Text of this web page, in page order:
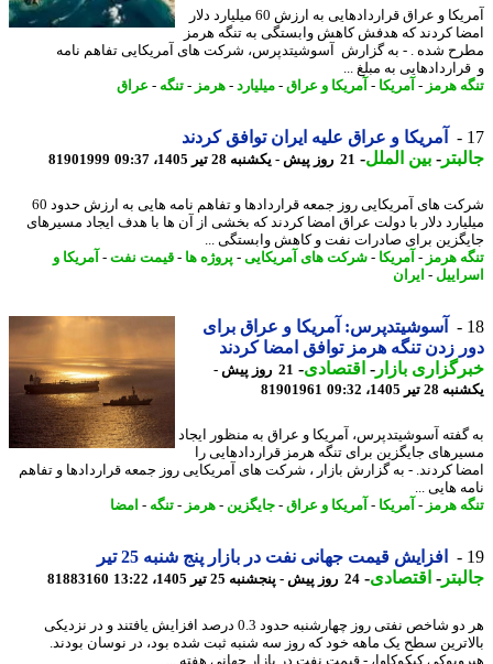
آمریکا و عراق قراردادهایی به ارزش 60 میلیارد دلار
کردند که هدفش کاهش وابستگی به تنگه هرمز
شده . - به گزارش آسوشیتدپرس، شرکت های آمریکایی تفاهم نامه
به مبلغ ...
هرمز- آمریکا- آمریکا و عراق- میلیارد-هرمز- تنگه -عراق
آمریکا و عراق علیه ایران توافق کردند
-بین الملل-21 روز پیش - یکشنبه 28 تیر 1405، 09:37 81901999
شرکت های آمریکایی روز جمعه قراردادها و تفاهم نامه هایی به ارزش حدود 60
دلار با دولت عراق امضا کردند که بخشی از آن ها با هدف ایجاد مسیرهای
برای صادرات نفت و کاهش وابستگی ...
هرمز- آمریکا- شرکت های آمریکایی-پروژه ها - قیمت نفت -آمریکا و
-ایران
آسوشیتدپرس: آمریکا و عراق برای
زدن تنگه هرمز توافق امضا کردند
بازار- اقتصادی-
21 روز پیش -
1405، 09:32
81901961
آسوشیتدپرس، آمریکا و عراق به منظور ایجاد
جایگزین برای تنگه هرمز قراردادهایی را
کردند. - به گزارش بازار ، شرکت های آمریکایی روز جمعه قراردادها و تفاهم
هایی ...
هرمز- آمریکا- آمریکا و عراق- جایگزین- هرمز- تنگه -امضا
افزایش قیمت جهانی نفت در بازار پنج شنبه 25 تیر
-اقتصادی-24 روز پیش - پنجشنبه 25 تیر 1405، 13:22 81883160
هر دو شاخص نفتی روز چهارشنبه حدود 0.3 درصد افزایش یافتند و در نزدیکی
سطح یک ماهه خود که روز سه شنبه ثبت شده بود، در نوسان بودند.
کیکوکاوا، - قیمت نفت در بازار جهانی هفته ...